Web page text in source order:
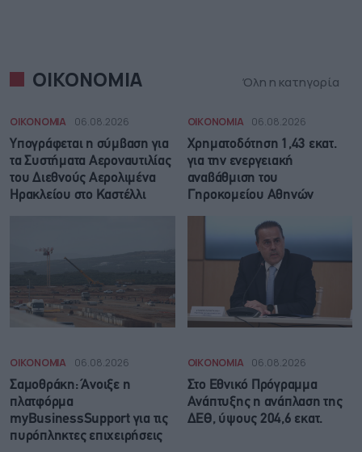
ΟΙΚΟΝΟΜΙΑ Όλη η κατηγορία
ΟΙΚΟΝΟΜΙΑ 06.08.2026
Υπογράφεται η σύμβαση για
τα Συστήματα Αεροναυτιλίας
του Διεθνούς Αερολιμένα
Ηρακλείου στο Καστέλλι
ΟΙΚΟΝΟΜΙΑ 06.08.2026
Χρηματοδότηση 1,43 εκατ.
για την ενεργειακή
αναβάθμιση του
Γηροκομείου Αθηνών
ΟΙΚΟΝΟΜΙΑ 06.08.2026
Σαμοθράκη: Άνοιξε η
πλατφόρμα
myBusinessSupport για τις
πυρόπληκτες επιχειρήσεις
ΟΙΚΟΝΟΜΙΑ 06.08.2026
Στο Εθνικό Πρόγραμμα
Ανάπτυξης η ανάπλαση της
ΔΕΘ, ύψους 204,6 εκατ.